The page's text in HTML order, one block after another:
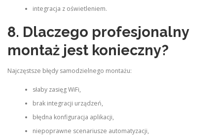
integracja z oświetleniem.
8. Dlaczego profesjonalny
montaż jest konieczny?
Najczęstsze błędy samodzielnego montażu:
słaby zasięg WiFi,
brak integracji urządzeń,
błędna konfiguracja aplikacji,
niepoprawne scenariusze automatyzacji,